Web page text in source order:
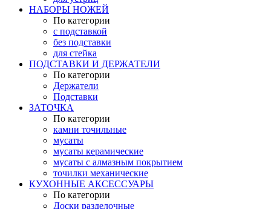
НАБОРЫ НОЖЕЙ
По категории
с подставкой
без подставки
для стейка
ПОДСТАВКИ И ДЕРЖАТЕЛИ
По категории
Держатели
Подставки
ЗАТОЧКА
По категории
камни точильные
мусаты
мусаты керамические
мусаты с алмазным покрытием
точилки механические
КУХОННЫЕ АКСЕССУАРЫ
По категории
Доски разделочные